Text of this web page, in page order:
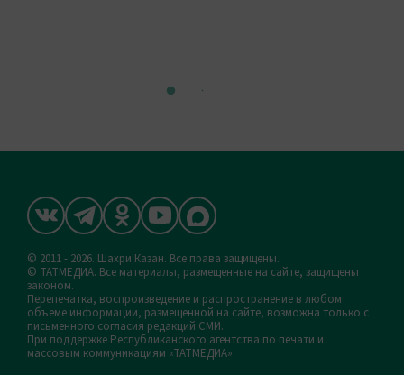
© 2011 - 2026. Шахри Казан. Все права защищены.
© ТАТМЕДИА. Все материалы, размещенные на сайте, защищены
законом.
Перепечатка, воспроизведение и распространение в любом
объеме информации, размещенной на сайте, возможна только с
письменного согласия редакций СМИ.
При поддержке Республиканского агентства по печати и
массовым коммуникациям «ТАТМЕДИА».